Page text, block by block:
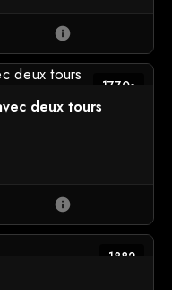
info
1770s
deux tours
info
1882